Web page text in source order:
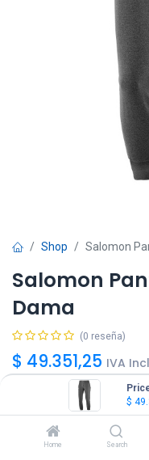
$
Home Search
Shop Salomon
Salomon
Dama
(0 reseña)
$ 49.351,25 IVA
XL